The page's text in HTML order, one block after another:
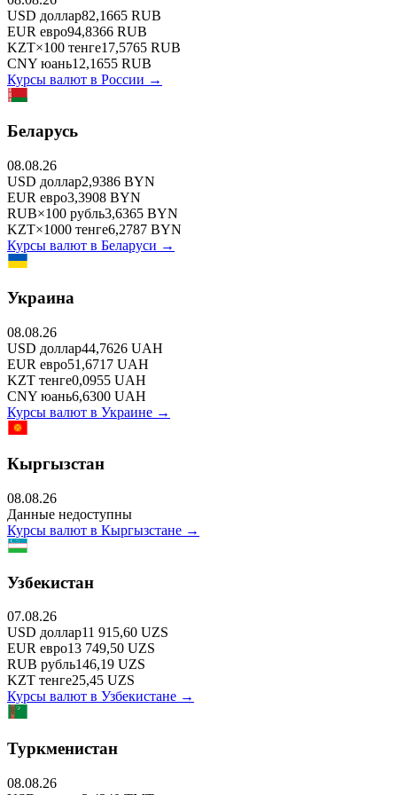
USD доллар82,1665 RUB
EUR евро94,8366 RUB
KZT×100 тенге17,5765 RUB
CNY юань12,1655 RUB
Курсы валют в России →
Беларусь
08.08.26
USD доллар2,9386 BYN
EUR евро3,3908 BYN
RUB×100 рубль3,6365 BYN
KZT×1000 тенге6,2787 BYN
Курсы валют в Беларуси →
Украина
08.08.26
USD доллар44,7626 UAH
EUR евро51,6717 UAH
KZT тенге0,0955 UAH
CNY юань6,6300 UAH
Курсы валют в Украине →
Кыргызстан
08.08.26
Данные недоступны
Курсы валют в Кыргызстане →
Узбекистан
07.08.26
USD доллар11 915,60 UZS
EUR евро13 749,50 UZS
RUB рубль146,19 UZS
KZT тенге25,45 UZS
Курсы валют в Узбекистане →
Туркменистан
08.08.26